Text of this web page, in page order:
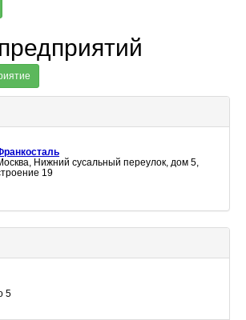
Нижний сусальный переулок, дом 5,
19
5